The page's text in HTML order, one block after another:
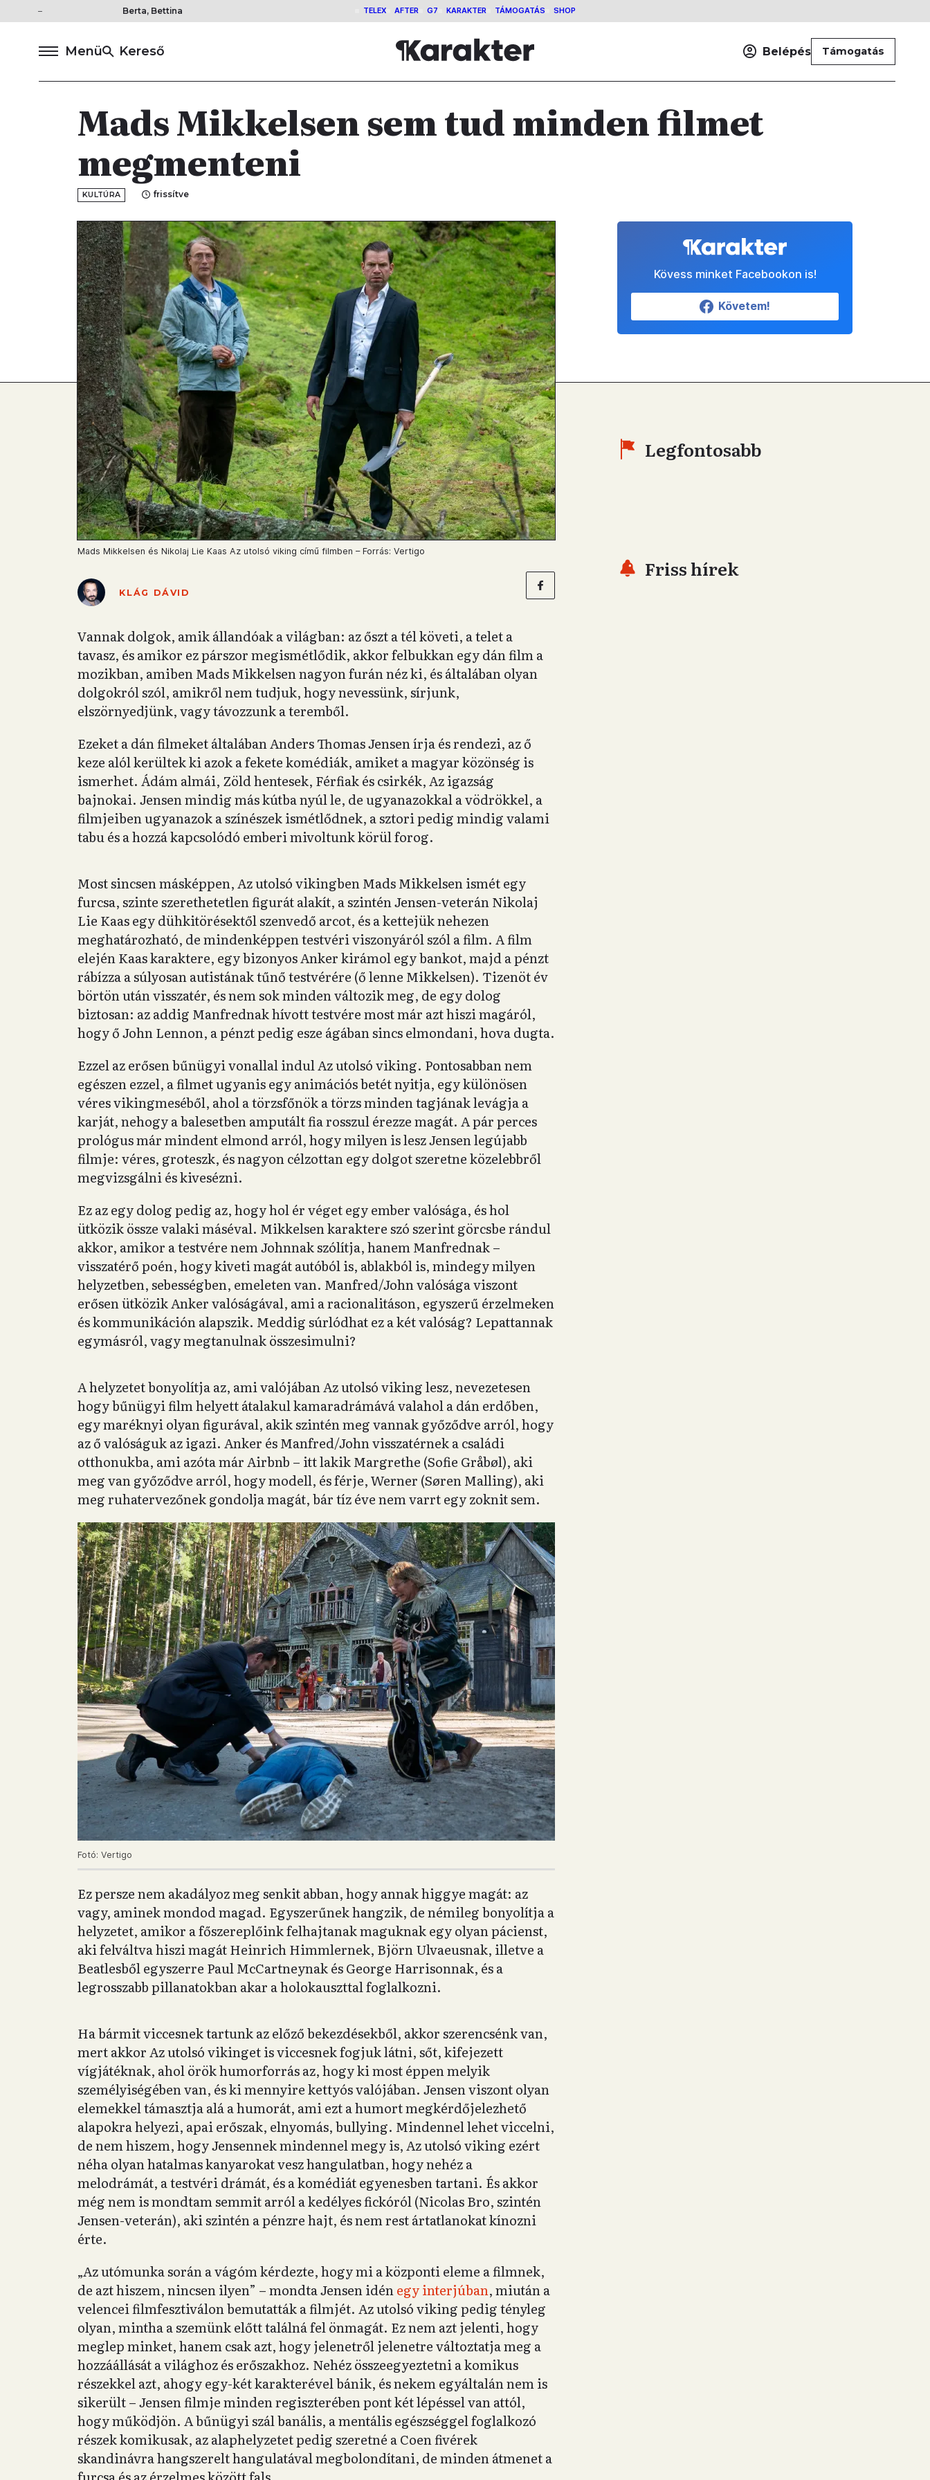
Berta, Bettina TELEX AFTER G7 KARAKTER TÁMOGATÁS SHOP
Menü Kereső Belépés Támogatás
Mads Mikkelsen sem tud minden filmet
megmenteni
KULTÚRA frissítve
Mads Mikkelsen és Nikolaj Lie Kaas Az utolsó viking című filmben – Forrás: Vertigo
KLÁG DÁVID
Vannak dolgok, amik állandóak a világban: az őszt a tél követi, a telet a
tavasz, és amikor ez párszor megismétlődik, akkor felbukkan egy dán film a
mozikban, amiben Mads Mikkelsen nagyon furán néz ki, és általában olyan
dolgokról szól, amikről nem tudjuk, hogy nevessünk, sírjunk,
elszörnyedjünk, vagy távozzunk a teremből.
Ezeket a dán filmeket általában Anders Thomas Jensen írja és rendezi, az ő
keze alól kerültek ki azok a fekete komédiák, amiket a magyar közönség is
ismerhet. Ádám almái, Zöld hentesek, Férfiak és csirkék, Az igazság
bajnokai. Jensen mindig más kútba nyúl le, de ugyanazokkal a vödrökkel, a
filmjeiben ugyanazok a színészek ismétlődnek, a sztori pedig mindig valami
tabu és a hozzá kapcsolódó emberi mivoltunk körül forog.
Most sincsen másképpen, Az utolsó vikingben Mads Mikkelsen ismét egy
furcsa, szinte szerethetetlen figurát alakít, a szintén Jensen-veterán Nikolaj
Lie Kaas egy dühkitörésektől szenvedő arcot, és a kettejük nehezen
meghatározható, de mindenképpen testvéri viszonyáról szól a film. A film
elején Kaas karaktere, egy bizonyos Anker kirámol egy bankot, majd a pénzt
rábízza a súlyosan autistának tűnő testvérére (ő lenne Mikkelsen). Tizenöt év
börtön után visszatér, és nem sok minden változik meg, de egy dolog
biztosan: az addig Manfrednak hívott testvére most már azt hiszi magáról,
hogy ő John Lennon, a pénzt pedig esze ágában sincs elmondani, hova dugta.
Ezzel az erősen bűnügyi vonallal indul Az utolsó viking. Pontosabban nem
egészen ezzel, a filmet ugyanis egy animációs betét nyitja, egy különösen
véres vikingmeséből, ahol a törzsfőnök a törzs minden tagjának levágja a
karját, nehogy a balesetben amputált fia rosszul érezze magát. A pár perces
prológus már mindent elmond arról, hogy milyen is lesz Jensen legújabb
filmje: véres, groteszk, és nagyon célzottan egy dolgot szeretne közelebbről
megvizsgálni és kivesézni.
Ez az egy dolog pedig az, hogy hol ér véget egy ember valósága, és hol
ütközik össze valaki máséval. Mikkelsen karaktere szó szerint görcsbe rándul
akkor, amikor a testvére nem Johnnak szólítja, hanem Manfrednak –
visszatérő poén, hogy kiveti magát autóból is, ablakból is, mindegy milyen
helyzetben, sebességben, emeleten van. Manfred/John valósága viszont
erősen ütközik Anker valóságával, ami a racionalitáson, egyszerű érzelmeken
és kommunikáción alapszik. Meddig súrlódhat ez a két valóság? Lepattannak
egymásról, vagy megtanulnak összesimulni?
A helyzetet bonyolítja az, ami valójában Az utolsó viking lesz, nevezetesen
hogy bűnügyi film helyett átalakul kamaradrámává valahol a dán erdőben,
egy maréknyi olyan figurával, akik szintén meg vannak győződve arról, hogy
az ő valóságuk az igazi. Anker és Manfred/John visszatérnek a családi
otthonukba, ami azóta már Airbnb – itt lakik Margrethe (Sofie Gråbøl), aki
meg van győződve arról, hogy modell, és férje, Werner (Søren Malling), aki
meg ruhatervezőnek gondolja magát, bár tíz éve nem varrt egy zoknit sem.
Fotó: Vertigo
Ez persze nem akadályoz meg senkit abban, hogy annak higgye magát: az
vagy, aminek mondod magad. Egyszerűnek hangzik, de némileg bonyolítja a
helyzetet, amikor a főszereplőink felhajtanak maguknak egy olyan pácienst,
aki felváltva hiszi magát Heinrich Himmlernek, Björn Ulvaeusnak, illetve a
Beatlesből egyszerre Paul McCartneynak és George Harrisonnak, és a
legrosszabb pillanatokban akar a holokauszttal foglalkozni.
Ha bármit viccesnek tartunk az előző bekezdésekből, akkor szerencsénk van,
mert akkor Az utolsó vikinget is viccesnek fogjuk látni, sőt, kifejezett
vígjátéknak, ahol örök humorforrás az, hogy ki most éppen melyik
személyiségében van, és ki mennyire kettyós valójában. Jensen viszont olyan
elemekkel támasztja alá a humorát, ami ezt a humort megkérdőjelezhető
alapokra helyezi, apai erőszak, elnyomás, bullying. Mindennel lehet viccelni,
de nem hiszem, hogy Jensennek mindennel megy is, Az utolsó viking ezért
néha olyan hatalmas kanyarokat vesz hangulatban, hogy nehéz a
melodrámát, a testvéri drámát, és a komédiát egyenesben tartani. És akkor
még nem is mondtam semmit arról a kedélyes fickóról (Nicolas Bro, szintén
Jensen-veterán), aki szintén a pénzre hajt, és nem rest ártatlanokat kínozni
érte.
„Az utómunka során a vágóm kérdezte, hogy mi a központi eleme a filmnek,
de azt hiszem, nincsen ilyen” – mondta Jensen idénegy interjúban, miután a
velencei filmfesztiválon bemutatták a filmjét. Az utolsó viking pedig tényleg
olyan, mintha a szemünk előtt találná fel önmagát. Ez nem azt jelenti, hogy
meglep minket, hanem csak azt, hogy jelenetről jelenetre változtatja meg a
hozzáállását a világhoz és erőszakhoz. Nehéz összeegyeztetni a komikus
részekkel azt, ahogy egy-két karakterével bánik, és nekem egyáltalán nem is
sikerült – Jensen filmje minden regiszterében pont két lépéssel van attól,
hogy működjön. A bűnügyi szál banális, a mentális egészséggel foglalkozó
részek komikusak, az alaphelyzetet pedig szeretné a Coen fivérek
skandinávra hangszerelt hangulatával megbolondítani, de minden átmenet a
Kövess minket Facebookon is!
Követem!
Legfontosabb
Friss hírek